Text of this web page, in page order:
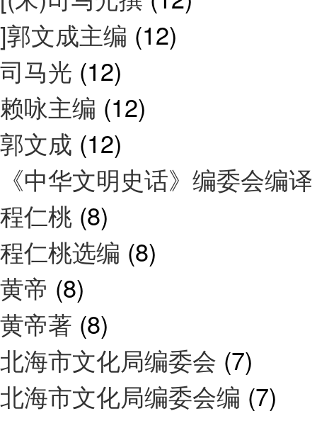
]郭文成主编 (12)
司马光 (12)
赖咏主编 (12)
郭文成 (12)
《中华文明史话》编委会编
程仁桃 (8)
程仁桃选编 (8)
黄帝 (8)
黄帝著 (8)
北海市文化局编委会 (7)
北海市文化局编委会编 (7)